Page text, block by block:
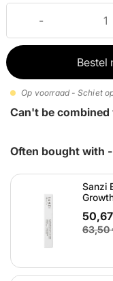
Bestel
Op voorraad - Schiet
Can't be
Often bought with
Sanzi
63,50